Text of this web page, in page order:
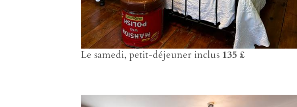
Le samedi, petit-déjeuner inclus 135 £